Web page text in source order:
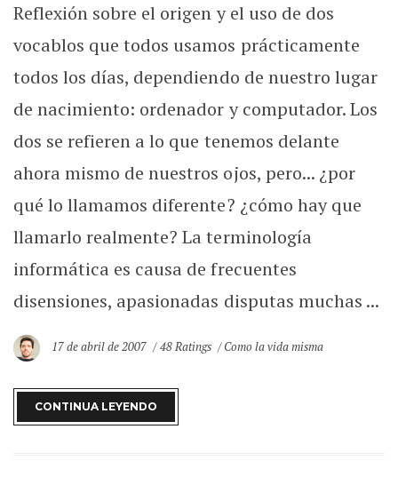
Reflexión sobre el origen y el uso de dos
vocablos que todos usamos prácticamente
todos los días, dependiendo de nuestro lugar
de nacimiento: ordenador y computador. Los
dos se refieren a lo que tenemos delante
ahora mismo de nuestros ojos, pero... ¿por
qué lo llamamos diferente? ¿cómo hay que
llamarlo realmente? La terminología
informática es causa de frecuentes
disensiones, apasionadas disputas muchas ...
17 de abril de 2007 48 Ratings Como la vida misma
CONTINUA LEYENDO